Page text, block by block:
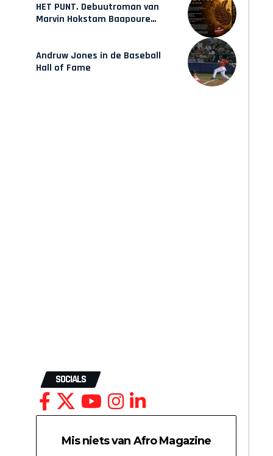
HET PUNT. Debuutroman van
Marvin Hokstam Baapoure
Andruw Jones in de Baseball
Hall of Fame
SOCIALS
Mis niets van Afro Magazine